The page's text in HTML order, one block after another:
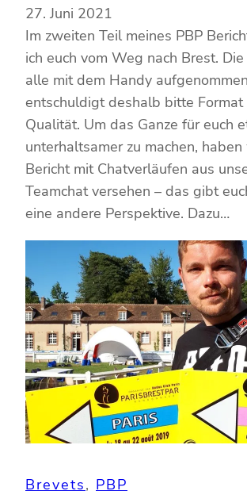
27. Juni 2021
Im zweiten Teil meines PBP
ich euch vom Weg nach Brest.
alle mit dem Handy
entschuldigt deshalb bitte Format
Qualität. Um das Ganze für euch
unterhaltsamer zu machen,
Bericht mit Chatverläufen aus
Teamchat versehen – das gibt
eine andere Perspektive. Dazu…
Brevets, PBP